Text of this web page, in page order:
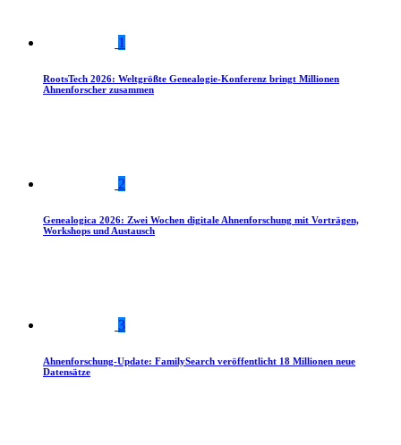
1
RootsTech 2026: Weltgrößte Genealogie-Konferenz bringt Millionen
Ahnenforscher zusammen
2
Genealogica 2026: Zwei Wochen digitale Ahnenforschung mit Vorträgen,
Workshops und Austausch
3
Ahnenforschung-Update: FamilySearch veröffentlicht 18 Millionen neue
Datensätze